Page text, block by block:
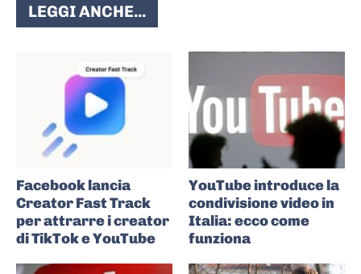
LEGGI ANCHE...
Facebook lancia
Creator Fast Track
per attrarre i creator
di TikTok e YouTube
YouTube introduce la
condivisione video in
Italia: ecco come
funziona